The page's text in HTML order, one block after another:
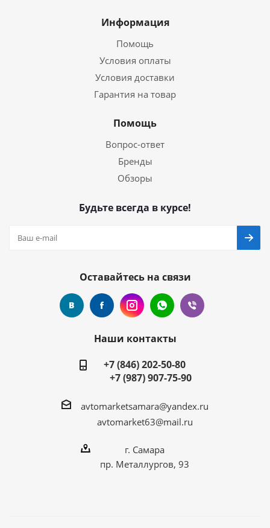
Информация
Помощь
Условия оплаты
Условия доставки
Гарантия на товар
Помощь
Вопрос-ответ
Бренды
Обзоры
Будьте всегда в курсе!
Оставайтесь на связи
Наши контакты
+7 (846) 202-50-80
+7 (987) 907-75-90
avtomarketsamara@yandex.ru
avtomarket63@mail.ru
г. Самара
пр. Металлургов, 93